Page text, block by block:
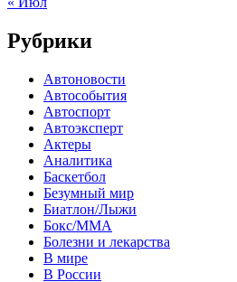
Рубрики
Автоновости
Автособытия
Автоспорт
Автоэксперт
Актеры
Аналитика
Баскетбол
Безумный мир
Биатлон/Лыжи
Бокс/MMA
Болезни и лекарства
В мире
В России